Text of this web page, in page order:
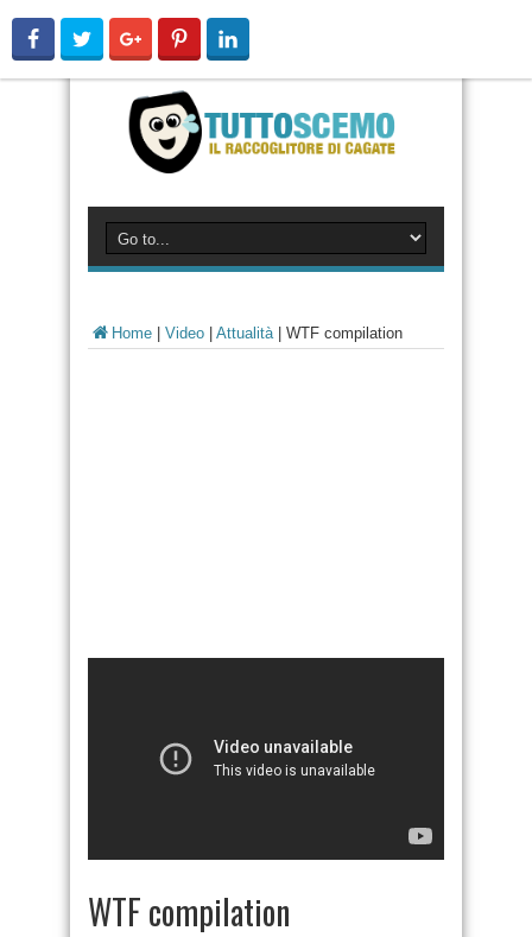
Home Video Attualità| WTF compilation
WTF compilation